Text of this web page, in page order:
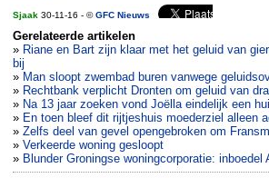
Sjaak 30-11-16 - ©GFC Nieuws
Gerelateerde artikelen
» Riane en Bart zijn klaar met het geluid van
bij
» Man sloopt zwembad buren vanwege
» Rechtbank verplicht Dronten om geluid van
» Na 13 jaar zoeken vond Joëlla eindelijk een
» En toen bleef dit rijtjeshuis moederziel alleen
» Zelfs deel van gevel opengebroken om
» Verkeerde woning gesloopt
» Blunder Groningse woningcorporatie: